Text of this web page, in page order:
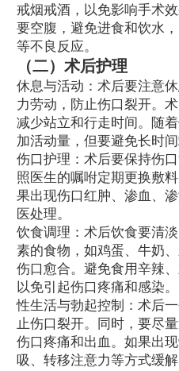
戒烟戒酒，以免影响手术
要空腹，避免进食和饮水
等不良反应。
（二）术后护理
休息与活动：术后要注意
力劳动，防止伤口裂开。
减少站立和行走时间。随
加活动量，但要避免长时间
伤口护理：术后要保持伤
照医生的嘱咐定期更换敷
果出现伤口红肿、渗血、
医处理。
饮食调理：术后饮食要清
素的食物，如鸡蛋、牛奶
伤口愈合。避免食用辛辣
以免引起伤口疼痛和感染。
性生活与勃起控制：术后
止伤口裂开。同时，要尽
伤口疼痛和出血。如果出
吸、转移注意力等方式缓解